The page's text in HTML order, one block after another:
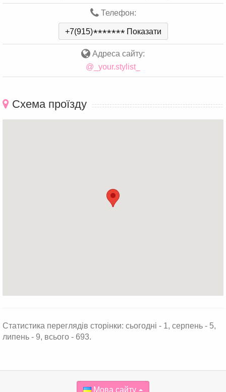
Телефон:
+7(915)******* Показати
Адреса сайту:
@_your.stylist_
Схема проїзду
Статистика переглядів сторінки: сьогодні - 1, серпень - 5,
липень - 9, всього - 693.
Мова сайту